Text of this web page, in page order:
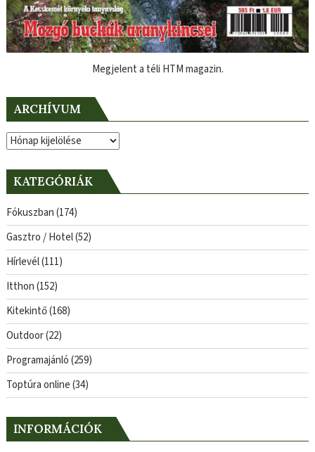
Megjelent a téli HTM magazin.
ARCHÍVUM
Archívum
KATEGÓRIÁK
Fókuszban(174)
Gasztro / Hotel(52)
Hírlevél(111)
Itthon(152)
Kitekintő(168)
Outdoor(22)
Programajánló(259)
Toptúra online(34)
INFORMÁCIÓK